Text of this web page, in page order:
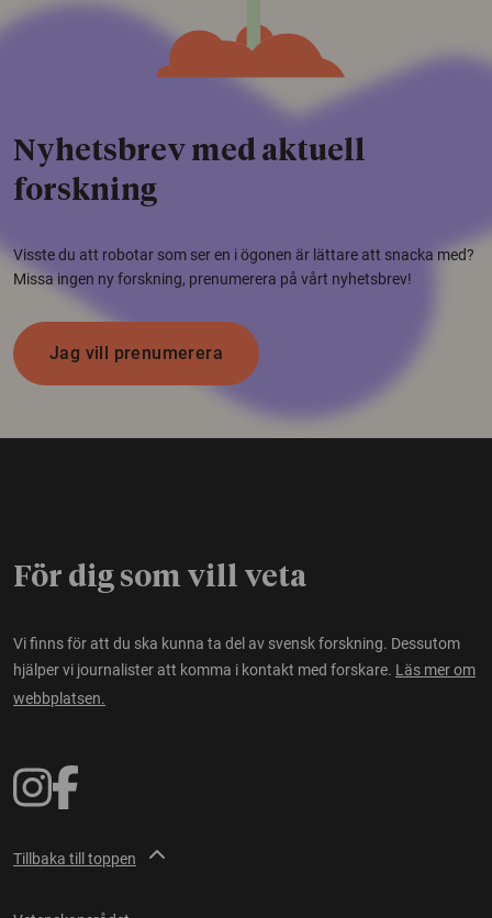
Nyhetsbrev med aktuell
forskning
Visste du att robotar som ser en i ögonen är lättare att snacka med?
Missa ingen ny forskning, prenumerera på vårt nyhetsbrev!
Jag vill prenumerera
För dig som vill veta
Vi finns för att du ska kunna ta del av svensk forskning. Dessutom
hjälper vi journalister att komma i kontakt med forskare. Läs mer om
webbplatsen.
Tillbaka till toppen